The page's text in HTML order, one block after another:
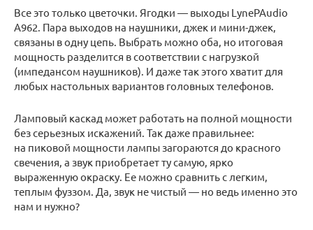
Все это только цветочки. Ягодки — выходы LynePAudio
A962. Пара выходов на наушники, джек и мини-джек,
связаны в одну цепь. Выбрать можно оба, но итоговая
мощность разделится в соответствии с нагрузкой
(импедансом наушников). И даже так этого хватит для
любых настольных вариантов головных телефонов.
Ламповый каскад может работать на полной мощности
без серьезных искажений. Так даже правильнее:
на пиковой мощности лампы загораются до красного
свечения, а звук приобретает ту самую, ярко
выраженную окраску. Ее можно сравнить с легким,
теплым фуззом. Да, звук не чистый — но ведь именно это
нам и нужно?